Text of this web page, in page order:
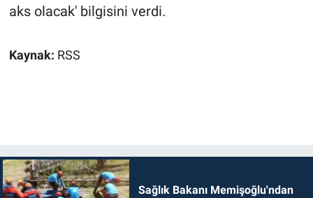
aks olacak' bilgisini verdi.
Kaynak: RSS
Sağlık Bakanı Memişoğlu'ndan